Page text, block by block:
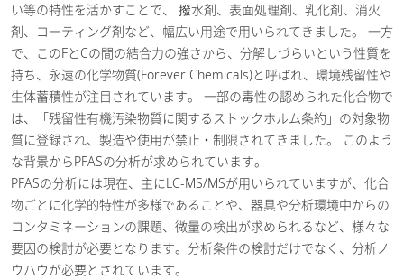
い等の特性を活かすことで、 撥水剤、表面処理剤、乳化剤、消火
剤、コーティング剤など、幅広い用途で用いられてきました。 一方
で、このFとCの間の結合力の強さから、分解しづらいという性質を
持ち、永遠の化学物質(Forever Chemicals)と呼ばれ、環境残留性や
生体蓄積性が注目されています。 一部の毒性の認められた化合物で
は、「残留性有機汚染物質に関するストックホルム条約」の対象物
質に登録され、製造や使用が禁止・制限されてきました。 このよう
な背景からPFASの分析が求められています。
PFASの分析には現在、主にLC-MS/MSが用いられていますが、化合
物ごとに化学的特性が多様であることや、器具や分析環境中からの
コンタミネーションの課題、微量の検出が求められるなど、様々な
要因の検討が必要となります。分析条件の検討だけでなく、分析ノ
ウハウが必要とされています。